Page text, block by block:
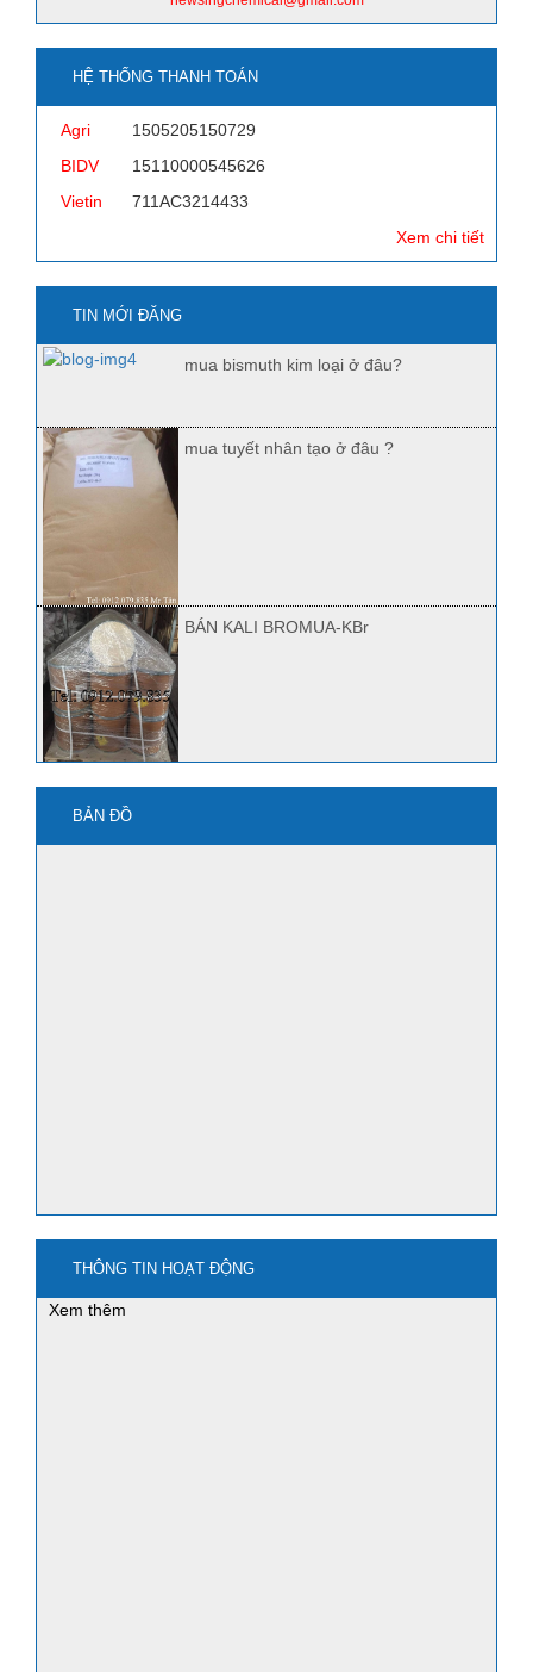
HỆ THỐNG THANH TOÁN
Agri
1505205150729
BIDV
15110000545626
Vietin
711AC3214433
Xem chi tiết
TIN MỚI ĐĂNG
mua bismuth kim loại ở đâu?
mua tuyết nhân tạo ở đâu ?
BÁN KALI BROMUA-KBr
mua nano3 ở đâu?
BẢN ĐỒ
THÔNG TIN HOẠT ĐỘNG
Xem thêm